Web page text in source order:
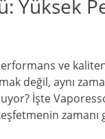
Yüksek
ve
değil, aynı
İşte
zamanı